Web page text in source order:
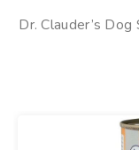
Dr. Clauder’s